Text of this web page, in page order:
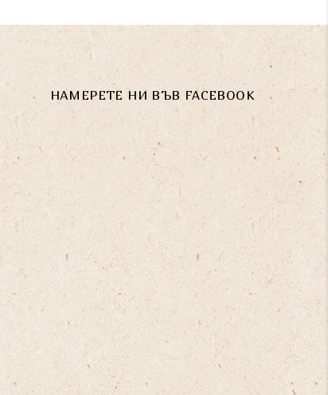
НАМЕРЕТЕ НИ ВЪВ FACEBOOK